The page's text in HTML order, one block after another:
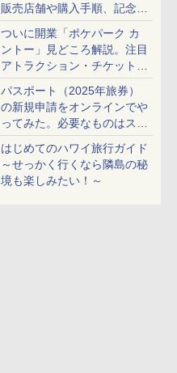
販売店舗や購入手順、記念チ
ケットも解説
ついに開業「ポケパーク カ
ントー」見どころ解説。注目
アトラクション・チケット手
配・来場前に必要な準備は？
パスポート（2025年旅券）
の新規申請をオンラインでや
ってみた。必要なものはスマ
ホとマイナカードのみ
はじめてのハワイ旅行ガイド
～せっかく行くなら隣島の秘
境も楽しみたい！～